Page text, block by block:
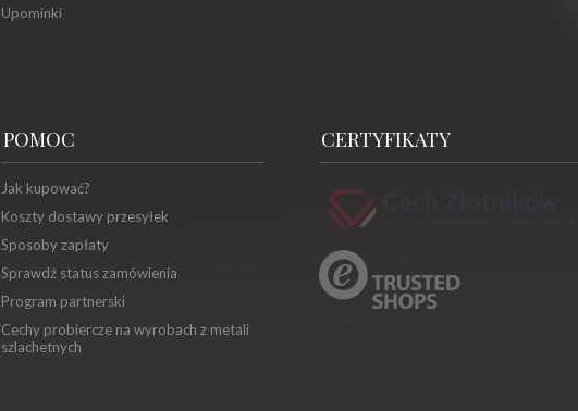
Upominki
POMOC
Jak kupować?
Koszty dostawy przesyłek
Sposoby zapłaty
Sprawdź status zamówienia
Program partnerski
Cechy probiercze na wyrobach z metali
szlachetnych
CERTYFIKATY